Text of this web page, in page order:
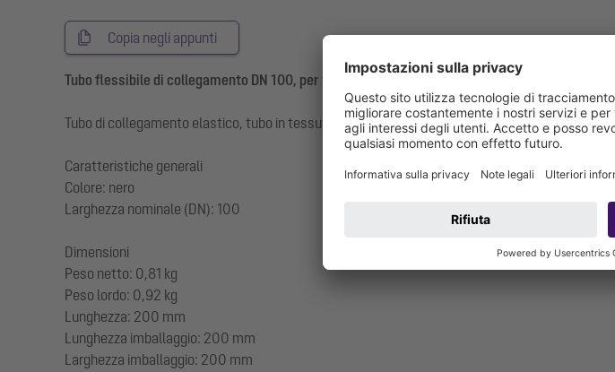
Copia negli appunti
Tubo flessibile di collegamento DN 100, per tubi a pressione in PE
Tubo di collegamento elastico, tubo in tessuto di gomma con due fascette per tubo, per
Caratteristiche generali
Colore: nero
Larghezza nominale (DN): 100
Dimensioni
Peso netto: 0,81 kg
Peso lordo: 0,92 kg
Lunghezza: 200 mm
Lunghezza imballaggio: 200 mm
Larghezza imballaggio: 200 mm